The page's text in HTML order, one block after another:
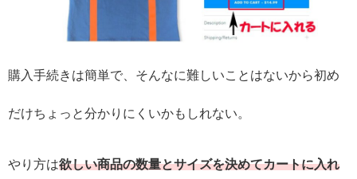
購入手続きは簡単で、そんなに難しいことはないから初め
だけちょっと分かりにくいかもしれない。
やり方は欲しい商品の数量とサイズを決めてカートに入れ